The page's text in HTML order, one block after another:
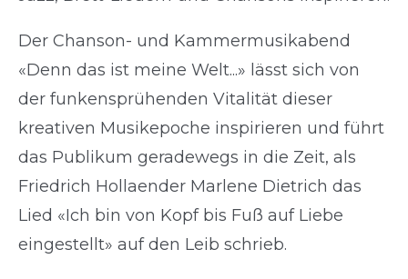
Der Chanson- und Kammermusikabend
«Denn das ist meine Welt...» lässt sich von
der funkensprühenden Vitalität dieser
kreativen Musikepoche inspirieren und führt
das Publikum geradewegs in die Zeit, als
Friedrich Hollaender Marlene Dietrich das
Lied «Ich bin von Kopf bis Fuß auf Liebe
eingestellt» auf den Leib schrieb.